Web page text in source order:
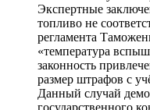
Экспертные
топливо не
регламента
«температура
законность
размер штрафов с
Данный случай
государственного